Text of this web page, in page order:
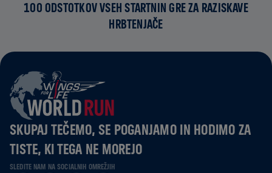
100 ODSTOTKOV VSEH STARTNIN GRE ZA RAZISKAVE
HRBTENJAČE
SKUPAJ TEČEMO, SE POGANJAMO IN HODIMO ZA
TISTE, KI TEGA NE MOREJO
SLEDITE NAM NA SOCIALNIH OMREŽJIH